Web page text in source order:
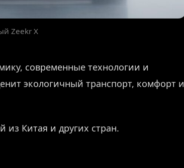
Zeekr X
современные технологии и
экологичный транспорт, комфорт и
из Китая и других стран.